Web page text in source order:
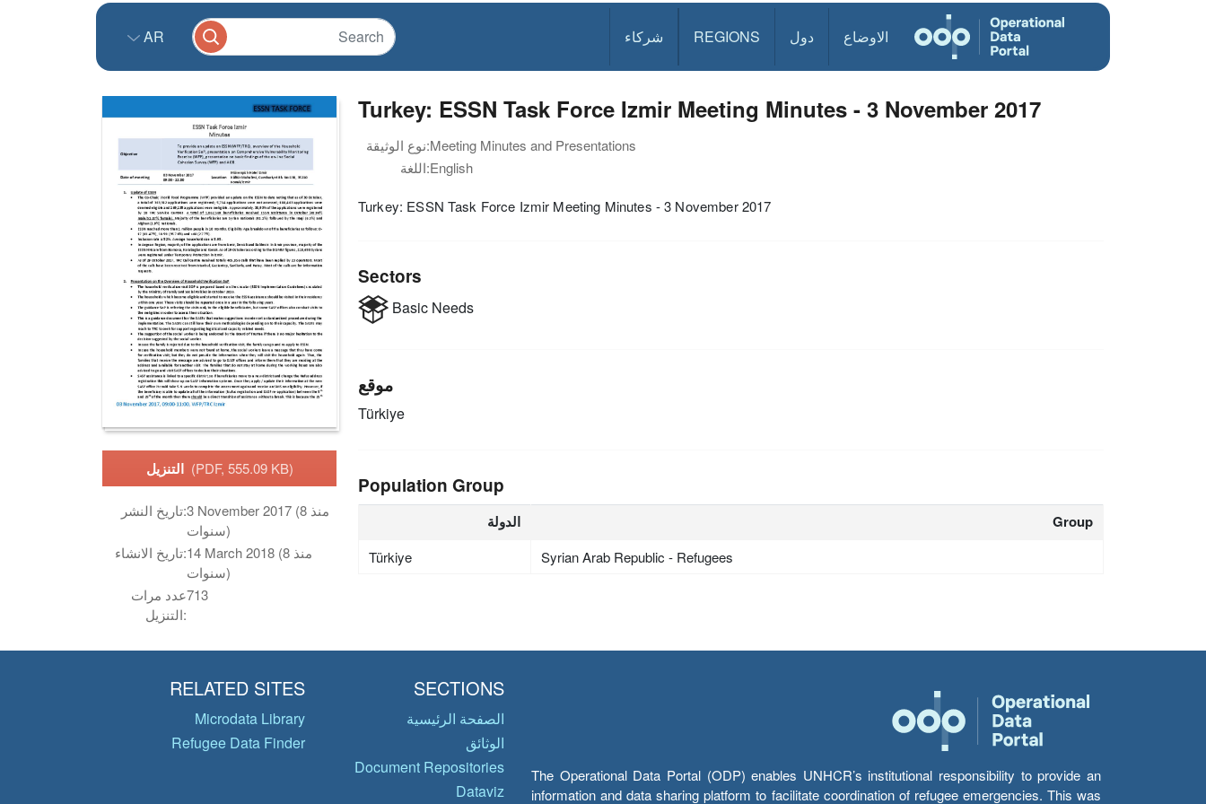
الاوضاع دول REGIONS شركاء AR
التنزيل (PDF, 555.09 KB)
تاريخ النشر:3 November 2017 (منذ 8
سنوات)
تاريخ الانشاء:14 March 2018 (منذ 8
سنوات)
عدد مرات
التنزيل:
713
Turkey: ESSN Task Force Izmir Meeting Minutes - 3 November 2017
نوع الوثيقة:Meeting Minutes and Presentations
اللغة:English
Turkey: ESSN Task Force Izmir Meeting Minutes - 3 November 2017
Sectors
Basic Needs
موقع
Türkiye
Population Group
الدولة Group
Türkiye Syrian Arab Republic - Refugees
The Operational Data Portal (ODP) enables UNHCR’s institutional responsibility to provide an
information and data sharing platform to facilitate coordination of refugee emergencies. This was
SECTIONS
الصفحة الرئيسية
الوثائق
Document Repositories
Dataviz
RELATED SITES
Microdata Library
Refugee Data Finder